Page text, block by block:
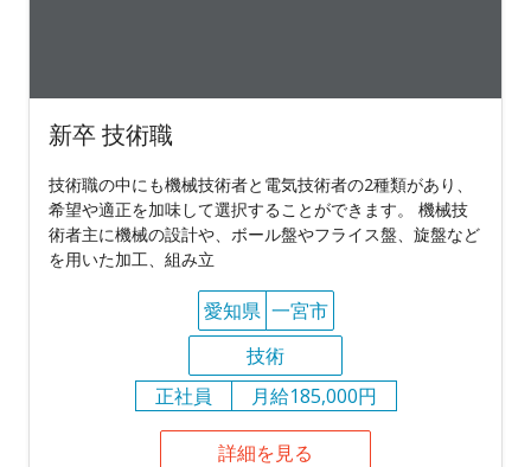
新卒 技術職
技術職の中にも機械技術者と電気技術者の2種類があり、
希望や適正を加味して選択することができます。 機械技
術者主に機械の設計や、ボール盤やフライス盤、旋盤など
を用いた加工、組み立
愛知県 一宮市
技術
正社員
月給185,000円
詳細を見る